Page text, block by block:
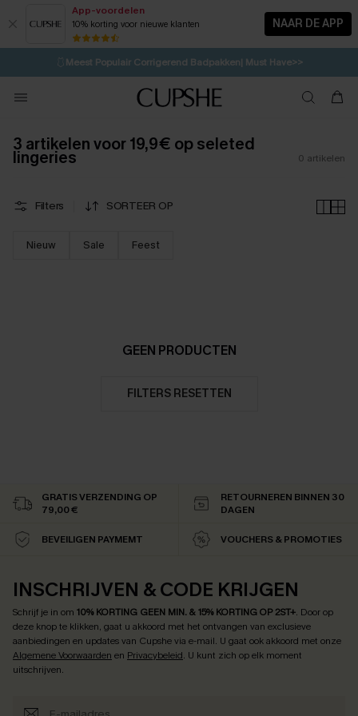
App-voordelen
10% korting voor nieuwe klanten NAAR DE APP
⚡️LAATSTE KANS | Tot 50% korting>>
🩱Meest Populair Corrigerend Badpakken| Must Have>>
💌Abonneer je & ontvang tot 15% korting>>
Koop 3, krijg 15% korting | CODE: SW15
3 artikelen voor 19,9€ op seleted
lingeries 0 artikelen
Filters SORTEER OP
Nieuw Sale Feest
GEEN PRODUCTEN
FILTERS RESETTEN
GRATIS VERZENDING OP
79,00 €
RETOURNEREN BINNEN 30
DAGEN
BEVEILIGEN PAYMEMT VOUCHERS & PROMOTIES
INSCHRIJVEN & CODE KRIJGEN
Schrijf je in om 10% KORTING GEEN MIN. & 15% KORTING OP 2ST+. Door op
deze knop te klikken, gaat u akkoord met het ontvangen van exclusieve
aanbiedingen en updates van Cupshe via e-mail. U gaat ook akkoord met onze
Algemene Voorwaarden en Privacybeleid. U kunt zich op elk moment
uitschrijven.